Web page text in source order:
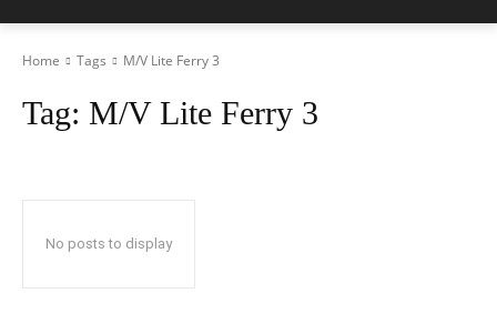
Home Tags M/V Lite Ferry 3
Tag: M/V Lite Ferry 3
No posts to display